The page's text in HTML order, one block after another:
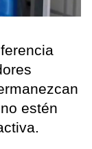
estén